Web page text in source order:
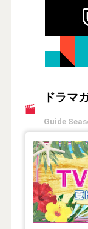
ドラマ
Guide
【2026年